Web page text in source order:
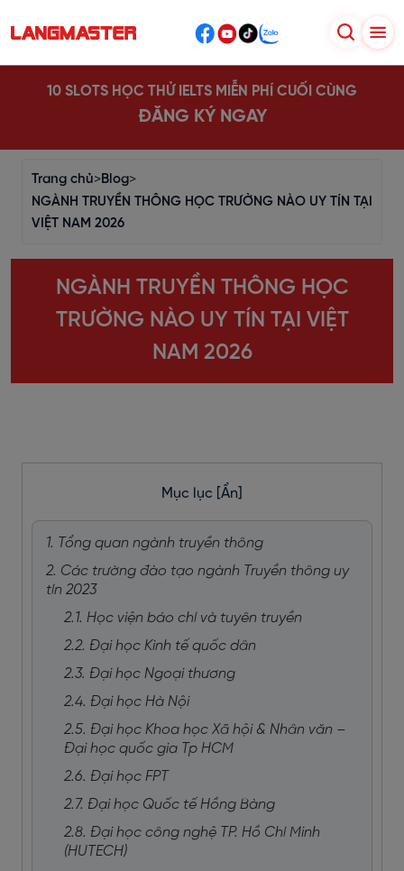
10 SLOTS HỌC THỬ IELTS MIỄN PHÍ CUỐI CÙNG
ĐĂNG KÝ NGAY
Trang chủ>Blog>
NGÀNH TRUYỀN THÔNG HỌC TRƯỜNG NÀO UY TÍN TẠI
VIỆT NAM 2026
NGÀNH TRUYỀN THÔNG HỌC
TRƯỜNG NÀO UY TÍN TẠI VIỆT
NAM 2026
Mục lục [Ẩn]
1. Tổng quan ngành truyền thông
2. Các trường đào tạo ngành Truyền thông uy
tín 2023
2.1. Học viện báo chí và tuyên truyền
2.2. Đại học Kinh tế quốc dân
2.3. Đại học Ngoại thương
2.4. Đại học Hà Nội
2.5. Đại học Khoa học Xã hội & Nhân văn –
Đại học quốc gia Tp HCM
2.6. Đại học FPT
2.7. Đại học Quốc tế Hồng Bàng
2.8. Đại học công nghệ TP. Hồ Chí Minh
(HUTECH)